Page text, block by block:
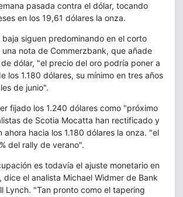
pasada contra el dólar, tocando
en los 19,61 dólares la onza.
baja siguen predominando en el corto
una nota de Commerzbank, que añade
dólar, "el precio del oro podría poner a
los 1.180 dólares, su mínimo en tres años
de junio".
fijado los 1.240 dólares como "próximo
de Scotia Mocatta han rectificado y
ahora hacia los 1.180 dólares la onza. "el
del rally de verano".
es todavía el ajuste monetario en
dice el analista Michael Widmer de Bank
Lynch. "Tan pronto como el tapering